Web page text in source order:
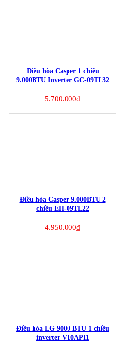
Điều hòa Casper 1 chiều
9.000BTU Inverter GC-09TL32
5.700.000₫
Điều hòa Casper 9.000BTU 2
chiều EH-09TL22
4.950.000₫
Điều hòa LG 9000 BTU 1 chiều
inverter V10API1